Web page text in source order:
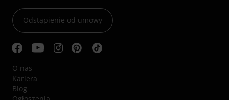
Odstąpienie od umowy
O nas
Kariera
Blog